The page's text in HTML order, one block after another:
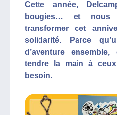
Cette année,
bougies… et
transformer cet
solidarité. Parce
d’aventure
tendre la main à
besoin.